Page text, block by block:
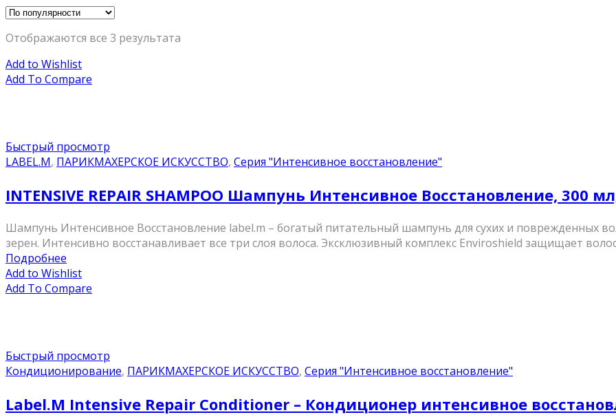
Отображаются все 3 результата
Add to Wishlist
Add To Compare
Быстрый просмотр
LABEL.M, ПАРИКМАХЕРСКОЕ ИСКУССТВО, Серия "Интенсивное восстановление"
INTENSIVE REPAIR SHAMPOO Шампунь Интенсивное Восстановление, 300
Шампунь Интенсивное Восстановление label.m – богатый питательный шампунь для сухих и поврежденных
зерен. Интенсивно восстанавливает все три слоя волоса. Эксклюзивный комплекс Enviroshield защищает
Подробнее
Add to Wishlist
Add To Compare
Быстрый просмотр
Кондиционирование, ПАРИКМАХЕРСКОЕ ИСКУССТВО, Серия "Интенсивное восстановление"
Label.M Intensive Repair Conditioner – Кондиционер интенсивное